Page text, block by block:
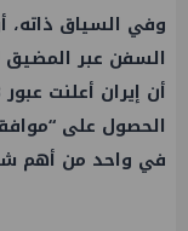
السفن عبر المضيق
الحصول على
في واحد من أهم